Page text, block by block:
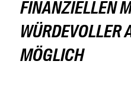
FINANZIELLEN
WÜRDEVOLLER
MÖGLICH